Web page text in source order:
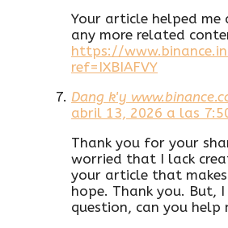
Your article helped me
any more related
https://
ref=IXBIAFVY
Dang k'y
abril 13, 2026 a las
Thank you for your
worried that I lack
your article that
hope. Thank you. But, I
question, can you help